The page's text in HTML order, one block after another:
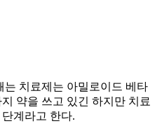
치료제는 아밀로이드 베타
약을 쓰고 있긴 하지만 치료
계라고 한다.